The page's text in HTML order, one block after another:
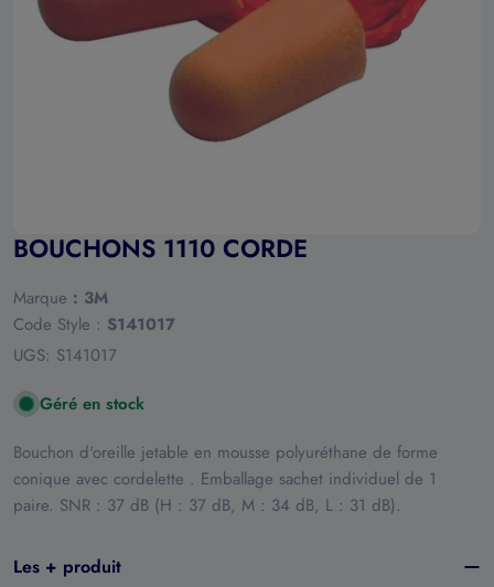
Ouvrir le média 0 en mode modal
BOUCHONS 1110 CORDE
Marque : 3M
Code Style : S141017
UGS: S141017
Géré en stock
Bouchon d'oreille jetable en mousse polyuréthane de forme
conique avec cordelette . Emballage sachet individuel de 1
paire. SNR : 37 dB (H : 37 dB, M : 34 dB, L : 31 dB).
Les + produit